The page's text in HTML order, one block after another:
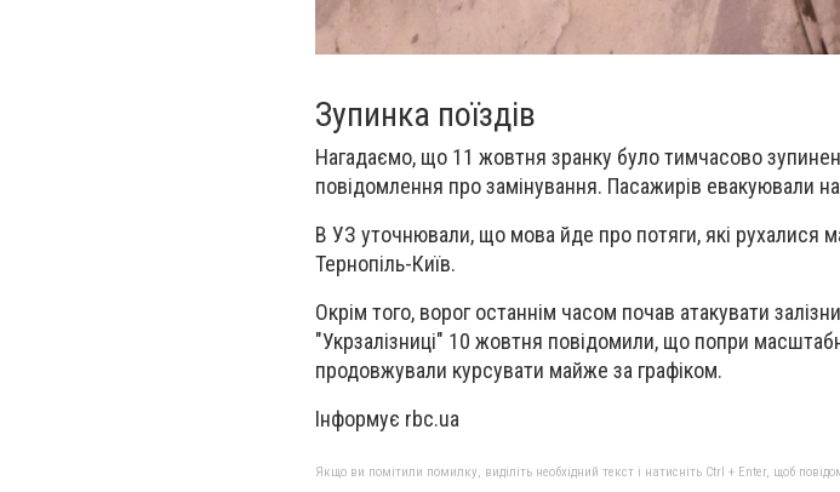
Зупинка поїздів
Нагадаємо, що 11 жовтня зранку було тимчасово
повідомлення про замінування. Пасажирів евакуювали
В УЗ уточнювали, що мова йде про потяги, які рухалися
Тернопіль-Київ.
Окрім того, ворог останнім часом почав атакувати
"Укрзалізниці" 10 жовтня повідомили, що попри
продовжували курсувати майже за графіком.
Інформує rbc.ua
Якщо ви помітили помилку, виділіть необхідний текст і натисніть Ctrl + Enter, щоб